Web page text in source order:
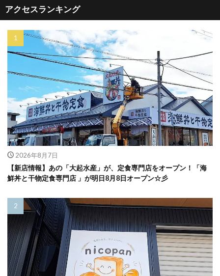
アクセスランキング
2026年8月7日
【新店情報】あの「大起水産」が、定食専門店をオープン！「海
鮮丼と干物定食専門店 」が明日8月8日オープン☆彡